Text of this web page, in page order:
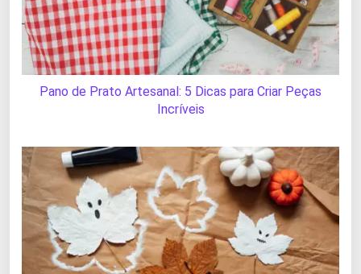
Pano de Prato Artesanal: 5 Dicas para Criar Peças
Incríveis